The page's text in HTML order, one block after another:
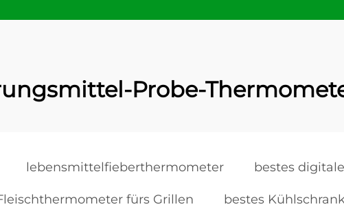
Probe-
lebensmittelfieberthermometer bestes
fürs Grillen bestes